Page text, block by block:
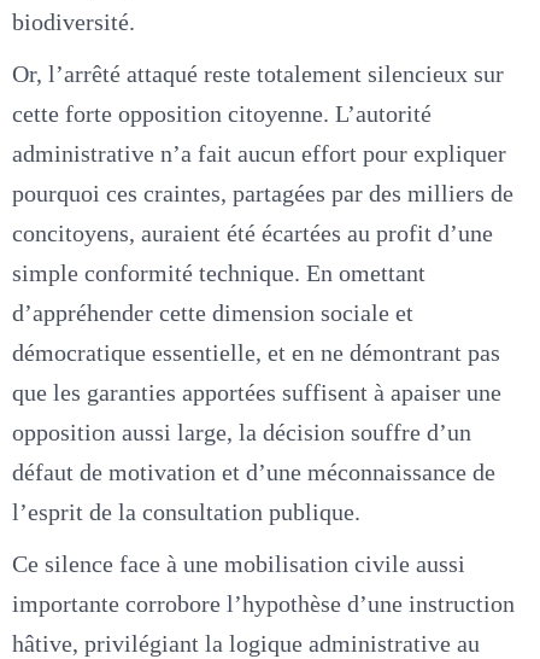
biodiversité.
Or, l’arrêté attaqué reste totalement silencieux sur
cette forte opposition citoyenne. L’autorité
administrative n’a fait aucun effort pour expliquer
pourquoi ces craintes, partagées par des milliers de
concitoyens, auraient été écartées au profit d’une
simple conformité technique. En omettant
d’appréhender cette dimension sociale et
démocratique essentielle, et en ne démontrant pas
que les garanties apportées suffisent à apaiser une
opposition aussi large, la décision souffre d’un
défaut de motivation et d’une méconnaissance de
l’esprit de la consultation publique.
Ce silence face à une mobilisation civile aussi
importante corrobore l’hypothèse d’une instruction
hâtive, privilégiant la logique administrative au